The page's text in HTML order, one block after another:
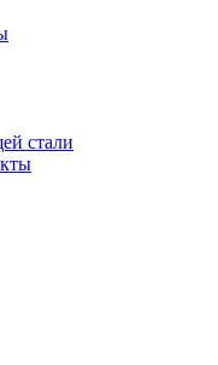
стали